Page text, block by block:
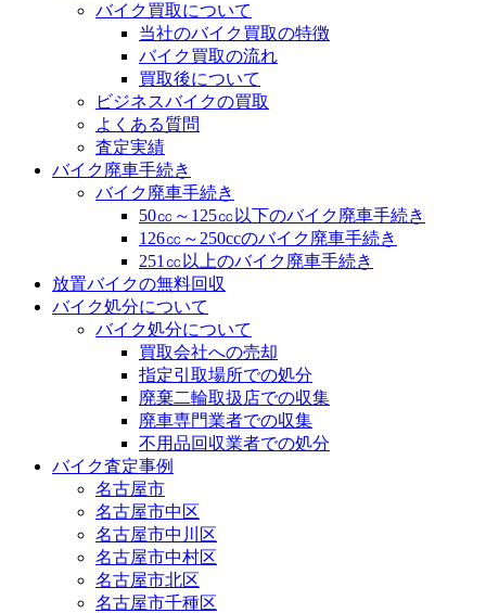
バイク買取について
当社のバイク買取の特徴
バイク買取の流れ
買取後について
ビジネスバイクの買取
よくある質問
査定実績
バイク廃車手続き
バイク廃車手続き
50㏄～125㏄以下のバイク廃車手続き
126㏄～250ccのバイク廃車手続き
251㏄以上のバイク廃車手続き
放置バイクの無料回収
バイク処分について
バイク処分について
買取会社への売却
指定引取場所での処分
廃棄二輪取扱店での収集
廃車専門業者での収集
不用品回収業者での処分
バイク査定事例
名古屋市
名古屋市中区
名古屋市中川区
名古屋市中村区
名古屋市北区
名古屋市千種区